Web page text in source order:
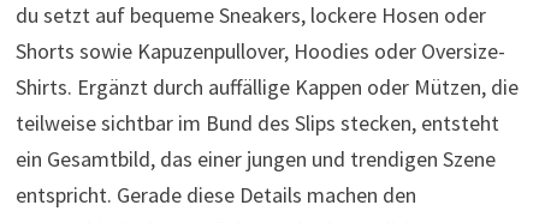
du setzt auf bequeme Sneakers, lockere Hosen oder
Shorts sowie Kapuzenpullover, Hoodies oder Oversize-
Shirts. Ergänzt durch auffällige Kappen oder Mützen, die
teilweise sichtbar im Bund des Slips stecken, entsteht
ein Gesamtbild, das einer jungen und trendigen Szene
entspricht. Gerade diese Details machen den